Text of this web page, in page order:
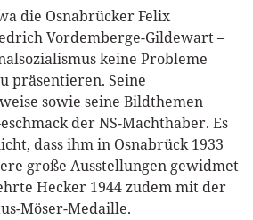
die Osnabrücker Felix
Vordemberge-Gildewart –
keine Probleme
präsentieren. Seine
sowie seine Bildthemen
der NS-Machthaber. Es
dass ihm in Osnabrück 1933
große Ausstellungen gewidmet
Hecker 1944 zudem mit der
Möser-Medaille.